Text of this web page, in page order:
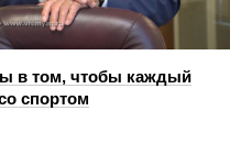
в том, чтобы каждый
спортом